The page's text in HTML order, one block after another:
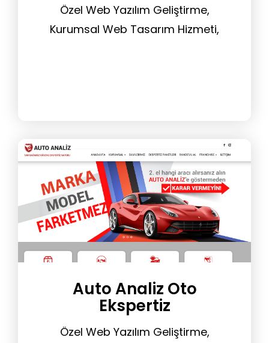
Özel Web Yazılım Geliştirme,
Kurumsal Web Tasarım Hizmeti,
Auto Analiz Oto
Ekspertiz
Özel Web Yazılım Geliştirme,